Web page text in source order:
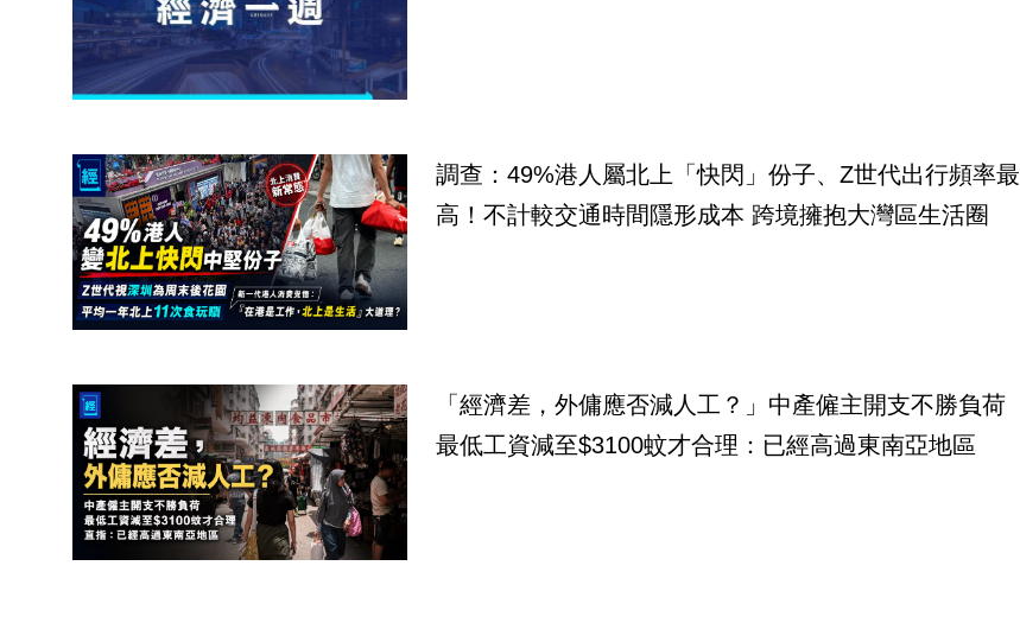
調查：49%港人屬北上「快閃」份子、Z世代出行頻率最
高！不計較交通時間隱形成本 跨境擁抱大灣區生活圈
「經濟差，外傭應否減人工？」中產僱主開支不勝負荷
最低工資減至$3100蚊才合理：已經高過東南亞地區